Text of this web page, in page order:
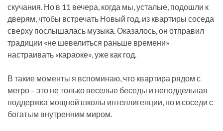
скучания. Но в 11 вечера, когда мы, усталые, подошли к
дверям, чтобы встречать Новый год, из квартиры соседа
сверху послышалась музыка. Оказалось, он отправил
традиции «не шевелиться раньше времени»
настраивать «караоке», уже как год.
В такие моменты я вспоминаю, что квартира рядом с
метро – это не только веселые беседы и неподдельная
поддержка мощной школы интеллигенции, но и соседи с
богатым внутренним миром.